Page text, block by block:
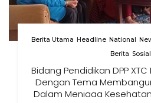
Berita Utama Headline National
Berita Sosial
Bidang Pendidikan DPP
Dengan Tema
Dalam Menjaga